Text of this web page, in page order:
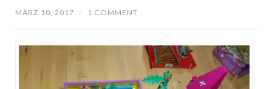
MÄRZ 10, 2017 / 1 COMMENT